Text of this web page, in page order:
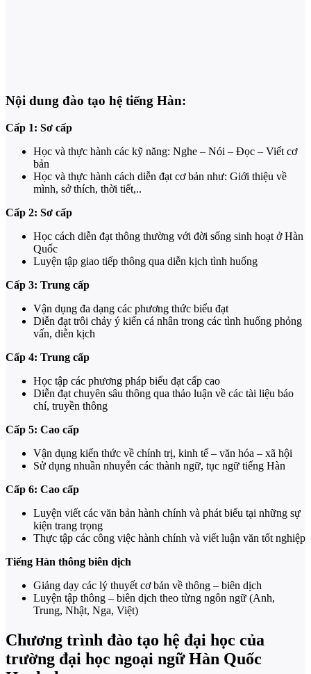
Nội dung đào tạo hệ tiếng Hàn:
Cấp 1: Sơ cấp
Học và thực hành các kỹ năng: Nghe – Nói – Đọc – Viết cơ
bản
Học và thực hành cách diễn đạt cơ bản như: Giới thiệu về
mình, sở thích, thời tiết,..
Cấp 2: Sơ cấp
Học cách diễn đạt thông thường với đời sống sinh hoạt ở Hàn
Quốc
Luyện tập giao tiếp thông qua diễn kịch tình huống
Cấp 3: Trung cấp
Vận dụng đa dạng các phương thức biểu đạt
Diễn đạt trôi chảy ý kiến cá nhân trong các tình huống phỏng
vấn, diễn kịch
Cấp 4: Trung cấp
Học tập các phương pháp biểu đạt cấp cao
Diễn đạt chuyên sâu thông qua thảo luận về các tài liệu báo
chí, truyền thông
Cấp 5: Cao cấp
Vận dụng kiến thức về chính trị, kinh tế – văn hóa – xã hội
Sử dụng nhuần nhuyễn các thành ngữ, tục ngữ tiếng Hàn
Cấp 6: Cao cấp
Luyện viết các văn bản hành chính và phát biểu tại những sự
kiện trang trọng
Thực tập các công việc hành chính và viết luận văn tốt nghiệp
Tiếng Hàn thông biên dịch
Giảng dạy các lý thuyết cơ bản về thông – biên dịch
Luyện tập thông – biên dịch theo từng ngôn ngữ (Anh,
Trung, Nhật, Nga, Việt)
Chương trình đào tạo hệ đại học của
trường đại học ngoại ngữ Hàn Quốc